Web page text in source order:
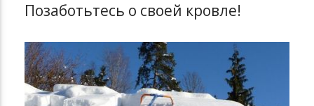
Позаботьтесь о своей кровле!